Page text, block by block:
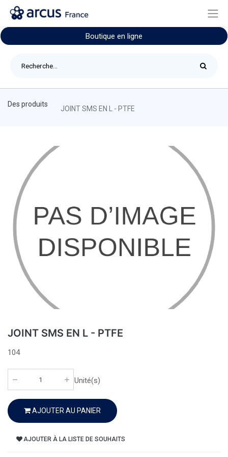
Boutique en ligne
Des produits
JOINT SMS EN L - PTFE
JOINT SMS EN L - PTFE
104
Unité(s)
AJOUTER AU PANIER
AJOUTER À LA LISTE DE SOUHAITS